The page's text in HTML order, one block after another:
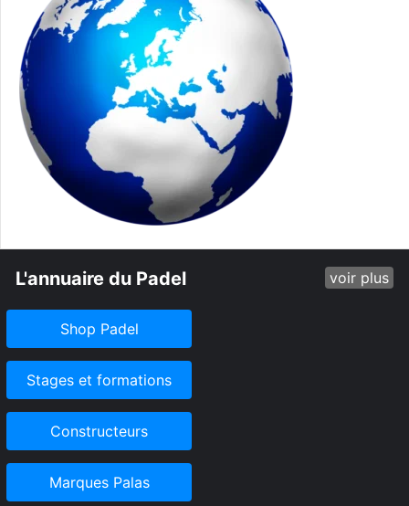
L'annuaire du Padel voir plus
Shop Padel
Stages et formations
Constructeurs
Marques Palas